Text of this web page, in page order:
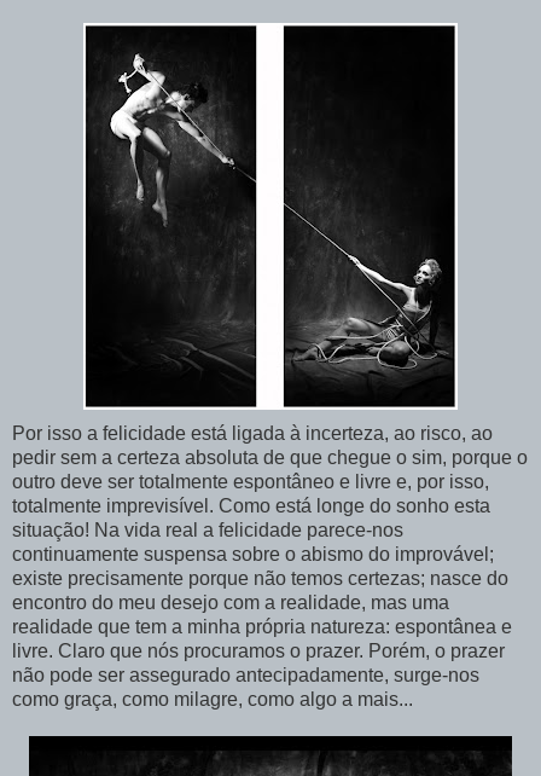
Por isso a felicidade está ligada à incerteza, ao risco, ao
pedir sem a certeza absoluta de que chegue o sim, porque o
outro deve ser totalmente espontâneo e livre e, por isso,
totalmente imprevisível. Como está longe do sonho esta
situação! Na vida real a felicidade parece-nos
continuamente suspensa sobre o abismo do improvável;
existe precisamente porque não temos certezas; nasce do
encontro do meu desejo com a realidade, mas uma
realidade que tem a minha própria natureza: espontânea e
livre. Claro que nós procuramos o prazer. Porém, o prazer
não pode ser assegurado antecipadamente, surge-nos
como graça, como milagre, como algo a mais...